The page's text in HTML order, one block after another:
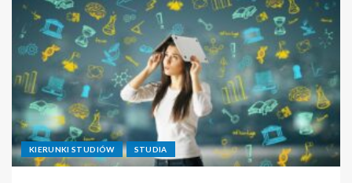
KIERUNKI STUDIÓW STUDIA